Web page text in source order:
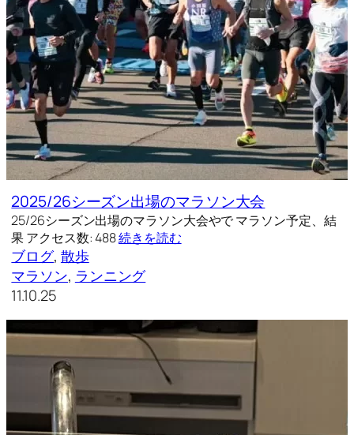
2025/26シーズン出場のマラソン大会
25/26シーズン出場のマラソン大会やで マラソン予定、結
果 アクセス数: 488続きを読む
ブログ, 散歩
マラソン, ランニング
11.10.25